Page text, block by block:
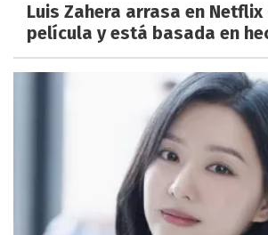
Luis Zahera arrasa en
película y está basada en